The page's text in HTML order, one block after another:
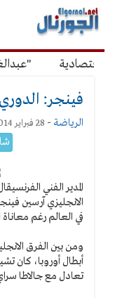
القائمة
الرئيسية
فينجر:
الرياضة - 28 فبراير 2014 3:47 م
المدير الفني الفرنسي
الانجليزي آرسين
في العالم رغم معاناة
أبطال أوروبا، كان
تعادل مع جالاطا